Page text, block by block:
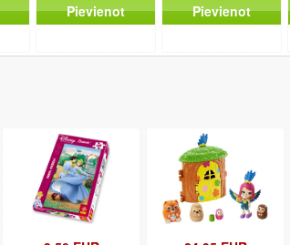
Pievienot Pievienot